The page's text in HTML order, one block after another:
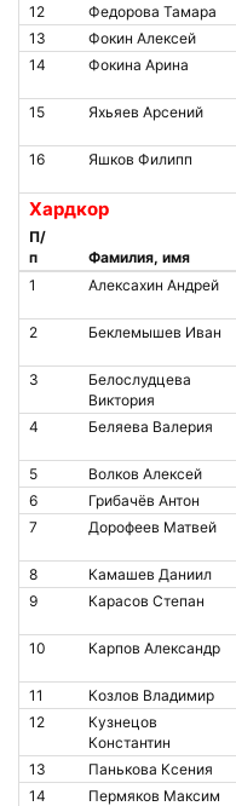
12 Федорова Тамара
13
Фокин Алексей
14
Фокина Арина
15 Яхьяев Арсений
16 Яшков Филипп
Хардкор
П/
п
Фамилия, имя
1
Алексахин Андрей
2 Беклемышев Иван
3
Белослудцева
Виктория
4 Беляева Валерия
5 Волков Алексей
6
Грибачёв Антон
7
Дорофеев Матвей
8 Камашев Даниил
9
Карасов Степан
10 Карпов Александр
11 Козлов Владимир
12
Кузнецов
Константин
13 Панькова Ксения
14
Пермяков Максим